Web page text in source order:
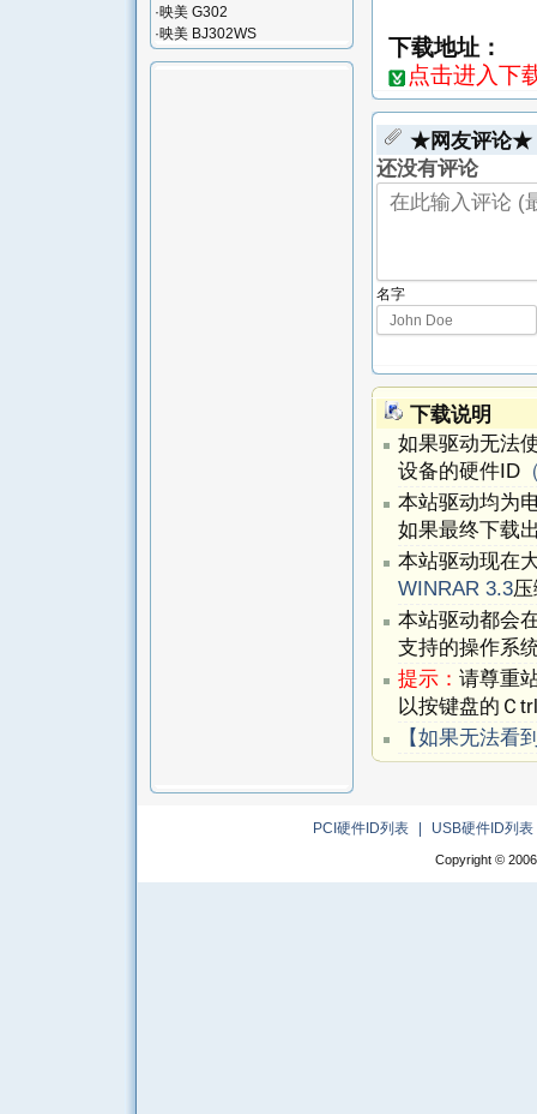
下载地址：
点击进入下
★网友评论★
还没有评论
名字
下载说明
如果驱动无法
设备的硬件ID
本站驱动均为
如果最终下载
本站驱动现在
WINRAR 3.3
本站驱动都会
支持的操作系
提示： 请尊重
以按键盘的Ｃ
【如果无法看
·映美 G302
·映美 BJ302WS
PCI硬件ID列表 USB硬件ID列表
Copyright ©